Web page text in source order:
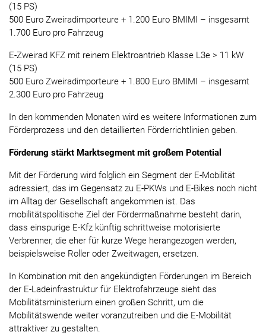
(15 PS)
500 Euro Zweiradimporteure + 1.200 Euro BMIMI – insgesamt
1.700 Euro pro Fahrzeug
E-Zweirad KFZ mit reinem Elektroantrieb Klasse L3e > 11 kW
(15 PS)
500 Euro Zweiradimporteure + 1.800 Euro BMIMI – insgesamt
2.300 Euro pro Fahrzeug
In den kommenden Monaten wird es weitere Informationen zum
Förderprozess und den detaillierten Förderrichtlinien geben.
Förderung stärkt Marktsegment mit großem Potential
Mit der Förderung wird folglich ein Segment der E-Mobilität
adressiert, das im Gegensatz zu E-PKWs und E-Bikes noch nicht
im Alltag der Gesellschaft angekommen ist. Das
mobilitätspolitische Ziel der Fördermaßnahme besteht darin,
dass einspurige E-Kfz künftig schrittweise motorisierte
Verbrenner, die eher für kurze Wege herangezogen werden,
beispielsweise Roller oder Zweitwagen, ersetzen.
In Kombination mit den angekündigten Förderungen im Bereich
der E-Ladeinfrastruktur für Elektrofahrzeuge sieht das
Mobilitätsministerium einen großen Schritt, um die
Mobilitätswende weiter voranzutreiben und die E-Mobilität
attraktiver zu gestalten.